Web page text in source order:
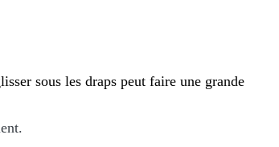
sous les draps peut faire une grande